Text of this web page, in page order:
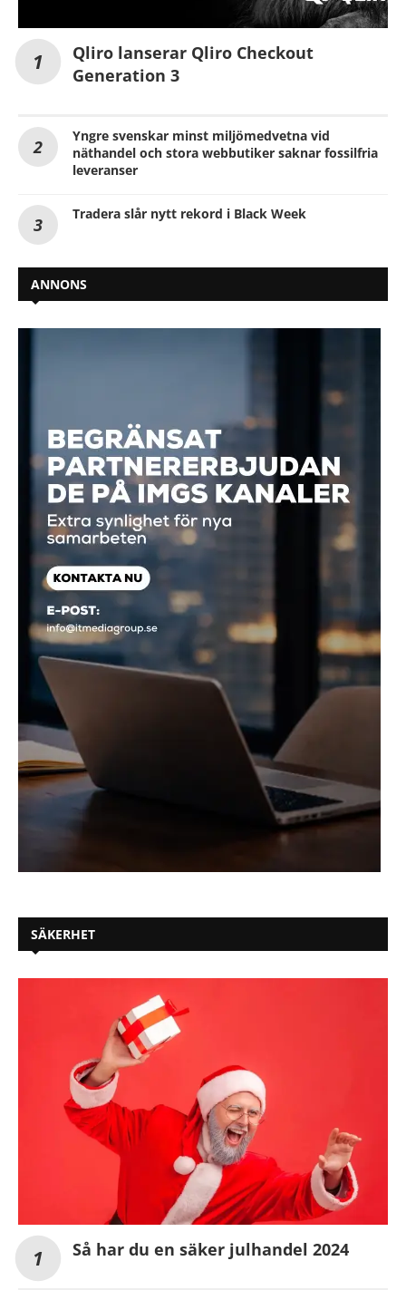
Qliro lanserar Qliro Checkout
Generation 3
Yngre svenskar minst miljömedvetna vid
näthandel och stora webbutiker saknar fossilfria
leveranser
Tradera slår nytt rekord i Black Week
ANNONS
SÄKERHET
Så har du en säker julhandel 2024